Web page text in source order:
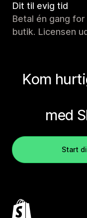
Dit til evig tid
Betal én gang
butik. Licensen
Kom
med
Start